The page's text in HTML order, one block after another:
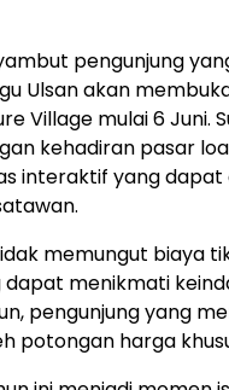
pengunjung
Ulsan akan
Village mulai 6 Juni.
kehadiran pasar
interaktif yang dapat
memungut biaya
dapat menikmati
pengunjung yang
potongan harga